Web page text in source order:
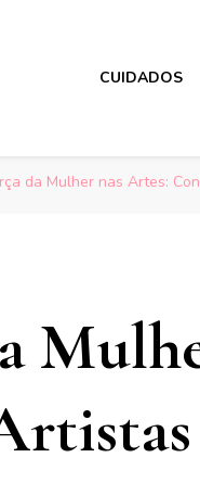
CUIDADOS
da Mulher nas Artes: